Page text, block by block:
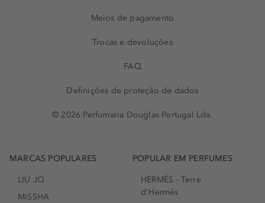
Meios de pagamento
Trocas e devoluções
FAQ
Definições de proteção de dados
© 2026 Perfumaria Douglas Portugal Lda.
MARCAS POPULARES
LIU JO
MISSHA
POPULAR EM PERFUMES
HERMÈS - Terre
d'Hermés